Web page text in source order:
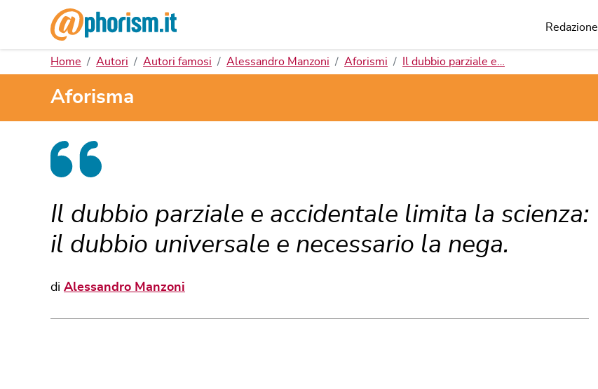
Redazione
Home Autori Autori famosi Alessandro Manzoni Aforismi Il dubbio parziale e…
Aforisma
Il dubbio parziale e accidentale limita la scienza:
il dubbio universale e necessario la nega.
di Alessandro Manzoni